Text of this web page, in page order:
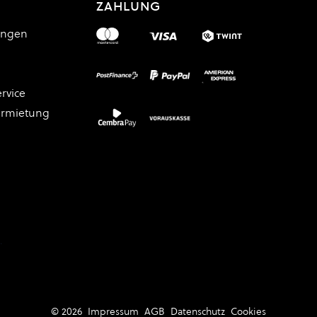
ZAHLUNG
.
© 2026 Impressum AGB Datenschutz Cookies